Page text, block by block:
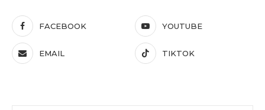
FACEBOOK YOUTUBE
EMAIL TIKTOK